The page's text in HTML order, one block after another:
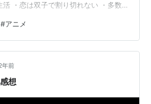
活 ・恋は双子で割り切れない ・多数
のカフェテラス 第2期 ・夜桜さんち
ります。 この中から面白かった簡単な
ク帯は左の作品ほど評価が高いです。
略してます。 Eは途中で観るの止め
た話数です。 S 負けイン A …
#アニメ
年前
想